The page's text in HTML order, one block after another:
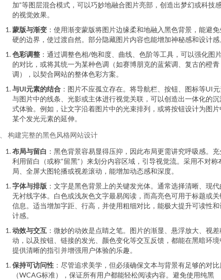
加”等图层混合模式，可以巧妙地融合图片亮部，创造出梦幻或科技
的视觉效果。
蒙版与渐变 ：使用渐变蒙版将图片边缘柔和地融入黑色背景，能避免
硬的边界，使过渡自然。部分隐藏图片内容也能增加神秘感和设计感
色彩调整 ：通过调整色相/饱和度、曲线、色阶等工具，可以强化图
的对比，或将其统一为某种色调（如赛博朋克的蓝紫调、复古的橙青
调），以契合网站的整体色彩方案。
与UI元素的结合 ：图片不应孤立存在。将导航栏、按钮、图标等UI
与图片中的线条、光影或主体进行视觉关联，可以创造出一体化的沉
式体验。例如，让文字沿着图片中的光束排列，或将按钮设计为图片
某个发光元素的延伸。
构建完整的黑色风格网站设计
布局与留白 ：黑色背景容易显得压抑，因此布局更需讲究呼吸感。充
利用留白（或称“留黑”）来划分内容区域，引导视觉流。采用不对称
局、全屏大图轮播或视差滚动，能增加动态感和深度。
字体与排版 ：文字是黑色背景上的关键发光体。通常选择清晰、现代
无衬线字体。白色或浅灰色文字最易阅读，而高亮色可用于标题或关
信息。适当增加字距、行高，并使用粗细对比，能极大提升可读性和
计感。
动效与交互 ：微妙的动效是点睛之笔。图片的渐显、悬浮放大、视差
动，以及按钮、链接的发光、颜色变化等交互反馈，都能在黑暗环境
提供清晰的指引并增强用户体验的乐趣。
保持可访问性 ：尽管追求美学，但必须确保文本与背景有足够的对比
（WCAG标准），保证所有用户都能轻松阅读内容。避免使用纯黑